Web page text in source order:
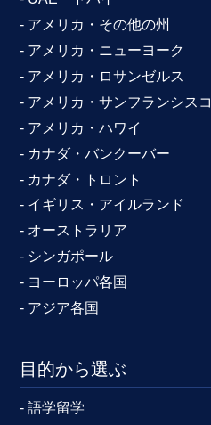
- アメリカ・その他の州
- アメリカ・ニューヨーク
- アメリカ・ロサンゼルス
- アメリカ・サンフランシスコ
- アメリカ・ハワイ
- カナダ・バンクーバー
- カナダ・トロント
- イギリス・アイルランド
- オーストラリア
- シンガポール
- ヨーロッパ各国
- アジア各国
目的から選ぶ
- 語学留学